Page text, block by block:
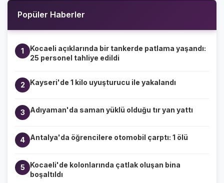
Popüler Haberler
1
Kocaeli açıklarında bir tankerde patlama yaşandı:
25 personel tahliye edildi
2 Kayseri'de 1 kilo uyuşturucu ile yakalandı
3 Adıyaman'da saman yüklü olduğu tır yan yattı
4 Antalya'da öğrencilere otomobil çarptı: 1 ölü
5
Kocaeli'de kolonlarında çatlak oluşan bina
boşaltıldı